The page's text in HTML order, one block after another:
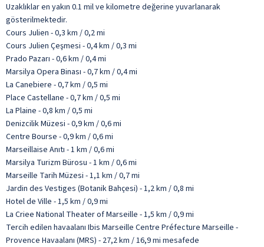
Uzaklıklar en yakın 0.1 mil ve kilometre değerine yuvarlanarak
gösterilmektedir.
Cours Julien - 0,3 km / 0,2 mi
Cours Julien Çeşmesi - 0,4 km / 0,3 mi
Prado Pazarı - 0,6 km / 0,4 mi
Marsilya Opera Binası - 0,7 km / 0,4 mi
La Canebiere - 0,7 km / 0,5 mi
Place Castellane - 0,7 km / 0,5 mi
La Plaine - 0,8 km / 0,5 mi
Denizcilik Müzesi - 0,9 km / 0,6 mi
Centre Bourse - 0,9 km / 0,6 mi
Marseillaise Anıtı - 1 km / 0,6 mi
Marsilya Turizm Bürosu - 1 km / 0,6 mi
Marseille Tarih Müzesi - 1,1 km / 0,7 mi
Jardin des Vestiges (Botanik Bahçesi) - 1,2 km / 0,8 mi
Hotel de Ville - 1,5 km / 0,9 mi
La Criee National Theater of Marseille - 1,5 km / 0,9 mi
Tercih edilen havaalanı Ibis Marseille Centre Préfecture Marseille -
Provence Havaalanı (MRS) - 27,2 km / 16,9 mi mesafede